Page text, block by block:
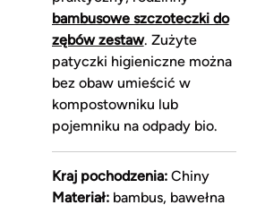
bambusowe szczoteczki do
zębów zestaw. Zużyte
patyczki higieniczne można
bez obaw umieścić w
kompostowniku lub
pojemniku na odpady bio.
Kraj pochodzenia:Chiny
Materiał:bambus, bawełna